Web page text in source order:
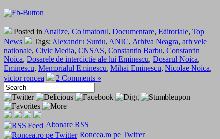
Posted in Analize, Colimatorul, Documentare, Editoriale, Top
News
Tags: Alexandru Surdu, ANIC, Arhiva Neagra, arhivele
nationale, Civic Media, CNSAS, Constantin Barbu, Constantin
Noica, Dosarele de interdictie ale lui Eminescu, Dosarul Noica,
Eminescu, Memorialul Eminescu, Mihai Eminescu, Nicolae Noica,
victor roncea
2 Comments »
Abonare RSS
Roncea.ro pe Twitter